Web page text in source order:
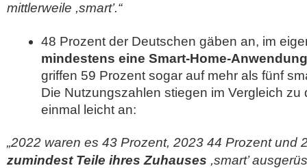
mittlerweile ,smart’.“
48 Prozent der Deutschen gäben an, im
mindestens eine Smart-Home-Anwendung
griffen 59 Prozent sogar auf mehr als fünf
Die Nutzungszahlen stiegen im Vergleich zu
einmal leicht an:
„2022 waren es 43 Prozent, 2023 44 Prozent und
zumindest Teile ihres Zuhauses ,smart’